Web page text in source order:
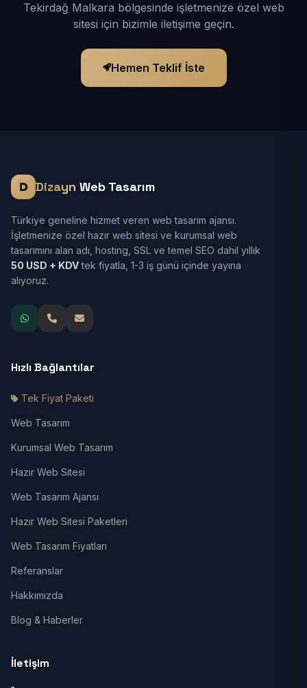
Tekirdağ Malkara bölgesinde işletmenize özel web
sitesi için bizimle iletişime geçin.
Hemen Teklif İste
Dizayn Web Tasarım
Türkiye geneline hizmet veren web tasarım ajansı.
İşletmenize özel hazır web sitesi ve kurumsal web
tasarımını alan adı, hosting, SSL ve temel SEO dahil yıllık
50 USD + KDVtek fiyatla, 1-3 iş günü içinde yayına
alıyoruz.
Hızlı Bağlantılar
Tek Fiyat Paketi
Web Tasarım
Kurumsal Web Tasarım
Hazır Web Sitesi
Web Tasarım Ajansı
Hazır Web Sitesi Paketleri
Web Tasarım Fiyatları
Referanslar
Hakkımızda
Blog & Haberler
İletişim